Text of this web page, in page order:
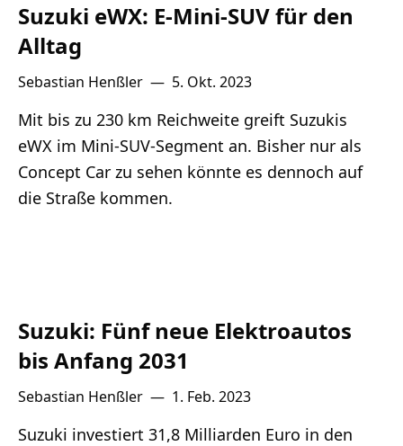
Suzuki eWX: E-Mini-SUV für den
Alltag
Sebastian Henßler — 5. Okt. 2023
Mit bis zu 230 km Reichweite greift Suzukis
eWX im Mini-SUV-Segment an. Bisher nur als
Concept Car zu sehen könnte es dennoch auf
die Straße kommen.
Suzuki: Fünf neue Elektroautos
bis Anfang 2031
Sebastian Henßler — 1. Feb. 2023
Suzuki investiert 31,8 Milliarden Euro in den